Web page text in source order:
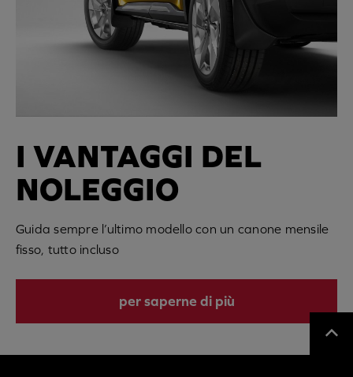
I VANTAGGI DEL
NOLEGGIO
Guida sempre l’ultimo modello con un canone mensile
fisso, tutto incluso
per saperne di più
back to